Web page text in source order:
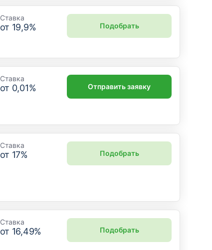
Ставка
от 19,9% Подобрать
Ставка
от 0,01% Отправить заявку
Ставка
от 17% Подобрать
Ставка
от 16,49% Подобрать